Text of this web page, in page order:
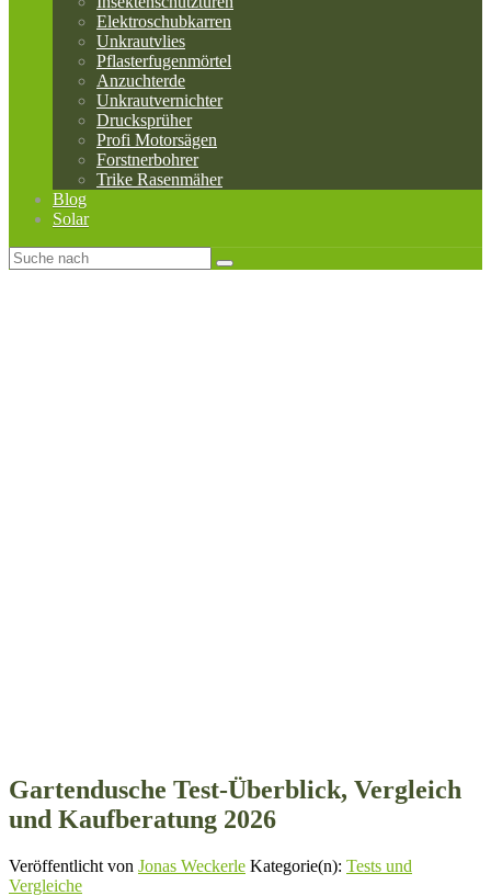
Elektroschubkarren
Unkrautvlies
Pflasterfugenmörtel
Anzuchterde
Unkrautvernichter
Drucksprüher
Profi Motorsägen
Forstnerbohrer
Trike Rasenmäher
Blog
Solar
Gartendusche Test-Überblick, Vergleich
und Kaufberatung 2026
Veröffentlicht von Jonas Weckerle Kategorie(n): Tests und
Vergleiche